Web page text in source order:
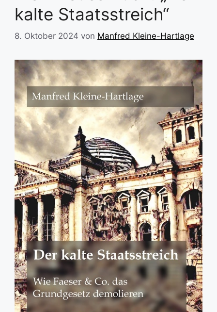
kalte Staatsstreich“
8. Oktober 2024 von Manfred Kleine-Hartlage